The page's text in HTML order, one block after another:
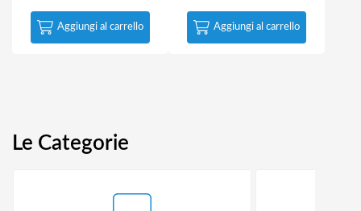
Aggiungi al carrello Aggiungi al carrello
Le Categorie